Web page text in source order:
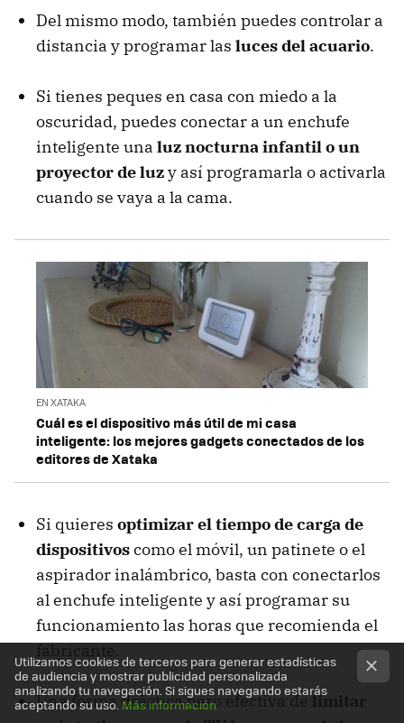
Del mismo modo, también puedes controlar a
distancia y programar las luces del acuario.
Si tienes peques en casa con miedo a la
oscuridad, puedes conectar a un enchufe
inteligente una luz nocturna infantil o un
proyector de luzy así programarla o activarla
cuando se vaya a la cama.
EN XATAKA
Cuál es el dispositivo más útil de mi casa
inteligente: los mejores gadgets conectados de los
editores de Xataka
Si quieres optimizar el tiempo de carga de
dispositivoscomo el móvil, un patinete o el
aspirador inalámbrico, basta con conectarlos
al enchufe inteligente y así programar su
funcionamiento las horas que recomienda el
fabricante.
Una forma drástica pero efectiva delimitar
Utilizamos cookies de terceros para generar estadísticas
de audiencia y mostrar publicidad personalizada
analizando tu navegación. Si sigues navegando estarás
aceptando su uso. Más información